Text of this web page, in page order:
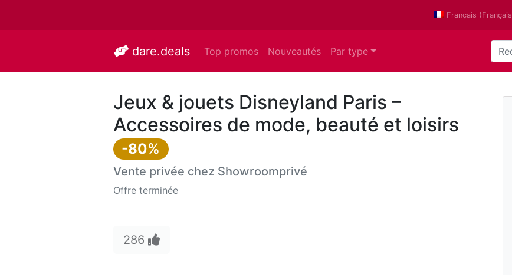
Français (Français
dare.deals Top promos Nouveautés Par type
Jeux & jouets Disneyland Paris –
Accessoires de mode, beauté et loisirs
-80%
Vente privée chez Showroomprivé
Offre terminée
286